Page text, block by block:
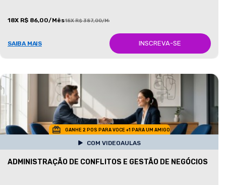
18X R$ 86,00/Mês18X R$ 387,00/Mês
SAIBA MAIS INSCREVA-SE
GANHE 2 POS PARA VOCE +1 PARA UM AMIGO
COM VIDEOAULAS
ADMINISTRAÇÃO DE CONFLITOS E GESTÃO DE NEGÓCIOS